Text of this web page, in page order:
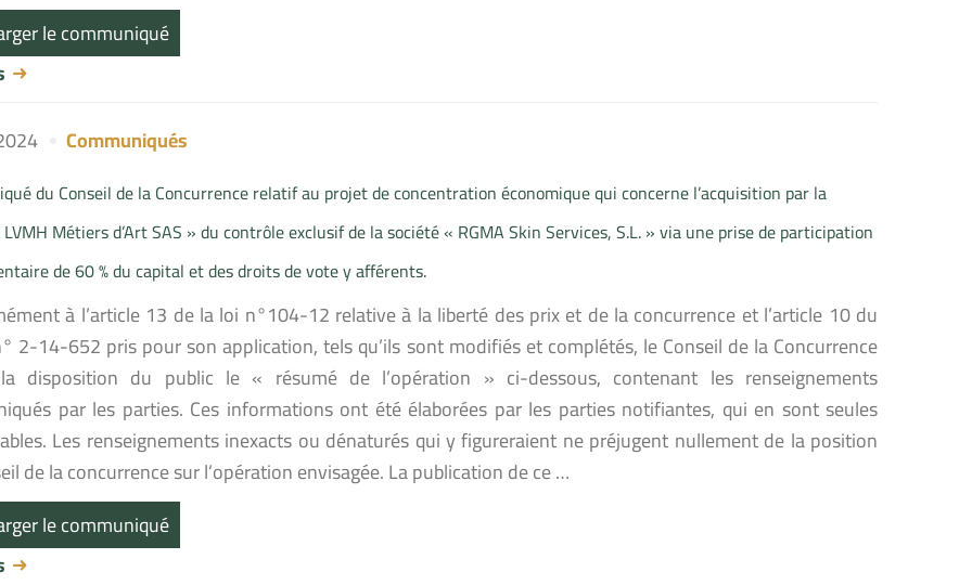
le communiqué
Communiqués
du Conseil de la Concurrence relatif au projet de concentration économique qui concerne l’acquisition par la
Métiers d’Art SAS » du contrôle exclusif de la société « RGMA Skin Services, S.L. » via une prise de participation
de 60 % du capital et des droits de vote y afférents.
à l’article 13 de la loi n°104-12 relative à la liberté des prix et de la concurrence et l’article 10 du
2-14-652 pris pour son application, tels qu’ils sont modifiés et complétés, le Conseil de la Concurrence
disposition du public le « résumé de l’opération » ci-dessous, contenant les renseignements
par les parties. Ces informations ont été élaborées par les parties notifiantes, qui en sont seules
Les renseignements inexacts ou dénaturés qui y figureraient ne préjugent nullement de la position
de la concurrence sur l’opération envisagée. La publication de ce …
le communiqué